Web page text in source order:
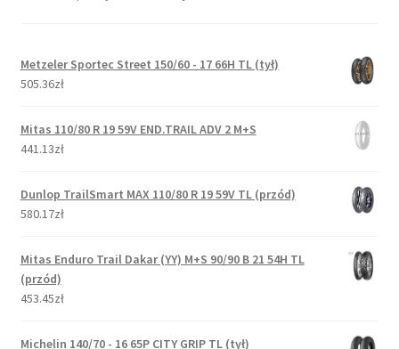
Metzeler Sportec Street 150/60 - 17 66H TL (tył)
505.36zł
Mitas 110/80 R 19 59V END.TRAIL ADV 2 M+S
441.13zł
Dunlop TrailSmart MAX 110/80 R 19 59V TL (przód)
580.17zł
Mitas Enduro Trail Dakar (YY) M+S 90/90 B 21 54H TL
(przód)
453.45zł
Michelin 140/70 - 16 65P CITY GRIP TL (tył)